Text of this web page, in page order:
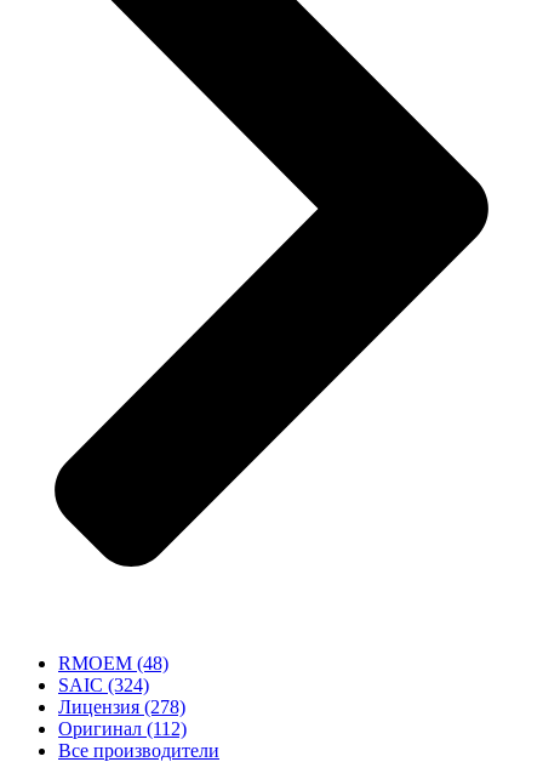
RMOEM (48)
SAIC (324)
Лицензия (278)
Оригинал (112)
Все производители